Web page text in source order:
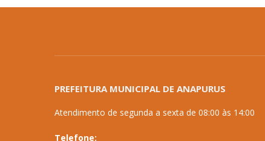
PREFEITURA MUNICIPAL DE ANAPURUS
Atendimento de segunda a sexta de 08:00 às 14:00
Telefone: